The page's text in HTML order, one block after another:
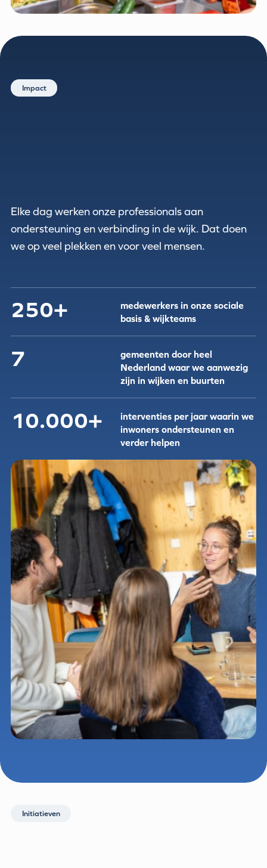
Impact
Elke dag werken onze professionals aan
ondersteuning en verbinding in de wijk. Dat doen
we op veel plekken en voor veel mensen.
250+
medewerkers in onze sociale
basis & wijkteams
7
gemeenten door heel
Nederland waar we aanwezig
zijn in wijken en buurten
10.000+
interventies per jaar waarin we
inwoners ondersteunen en
verder helpen
Initiatieven